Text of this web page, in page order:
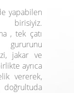
yapabilen
, tek çatı
gururunu
jakar ve
ayrıca
vererek,